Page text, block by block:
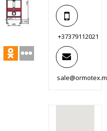
+37379112021